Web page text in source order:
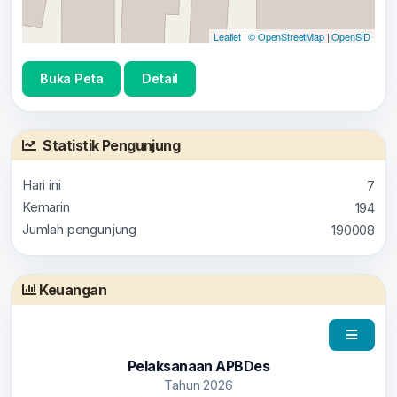
Leaflet|© OpenStreetMap|OpenSID
Buka Peta Detail
Statistik Pengunjung
Hari ini
7
Kemarin
194
Jumlah pengunjung
190008
Keuangan
Pelaksanaan APBDes
Tahun 2026